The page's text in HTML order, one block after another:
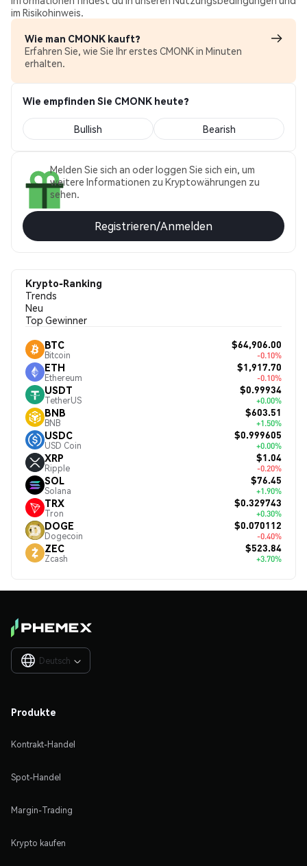
im Risikohinweis.
Wie man CMONK kauft?
Erfahren Sie, wie Sie Ihr erstes CMONK in Minuten
erhalten.
Wie empfinden Sie CMONK heute?
Bullish Bearish
Melden Sie sich an oder loggen Sie sich ein, um
weitere Informationen zu Kryptowährungen zu
sehen.
Registrieren/Anmelden
Krypto-Ranking
Trends
Neu
Top Gewinner
BTC
Bitcoin
$64,906.00
-0.10%
ETH
Ethereum
$1,917.70
-0.10%
USDT
TetherUS
$0.99934
+0.00%
BNB
BNB
$603.51
+1.50%
USDC
USD Coin
$0.999605
+0.00%
XRP
Ripple
$1.04
-0.20%
SOL
Solana
$76.45
+1.90%
TRX
Tron
$0.329743
+0.30%
DOGE
Dogecoin
$0.070112
-0.40%
ZEC
Zcash
$523.84
+3.70%
Deutsch 
Produkte
Kontrakt-Handel
Spot-Handel
Margin-Trading
Krypto kaufen